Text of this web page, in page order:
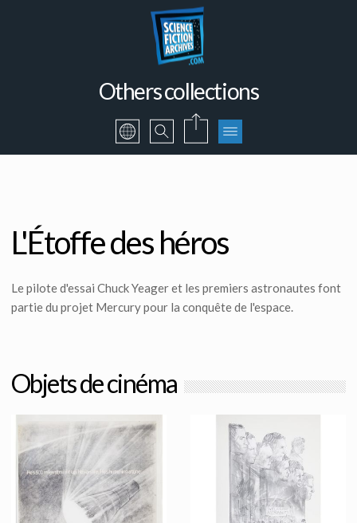
Others collections
L'Étoffe des héros
Le pilote d'essai Chuck Yeager et les premiers astronautes font
partie du projet Mercury pour la conquête de l'espace.
Objets de cinéma